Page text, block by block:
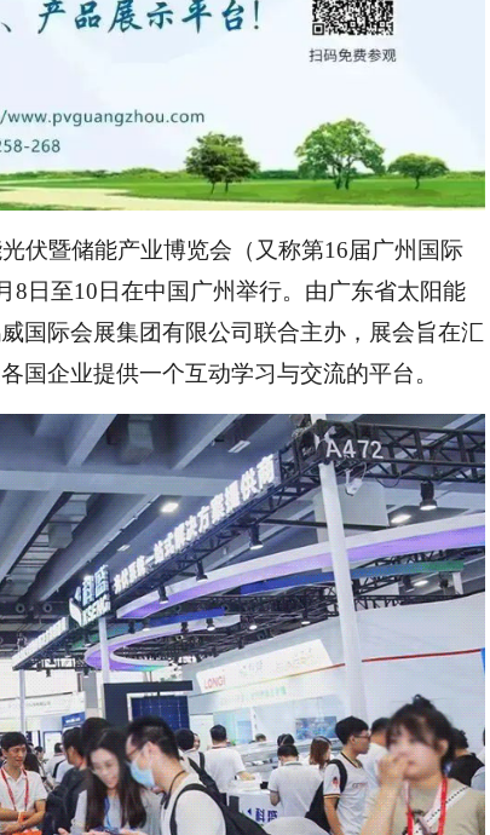
伏暨储能产业博览会（又称第16届广州国际
8日至10日在中国广州举行。由广东省太阳能
国际会展集团有限公司联合主办，展会旨在汇
国企业提供一个互动学习与交流的平台。